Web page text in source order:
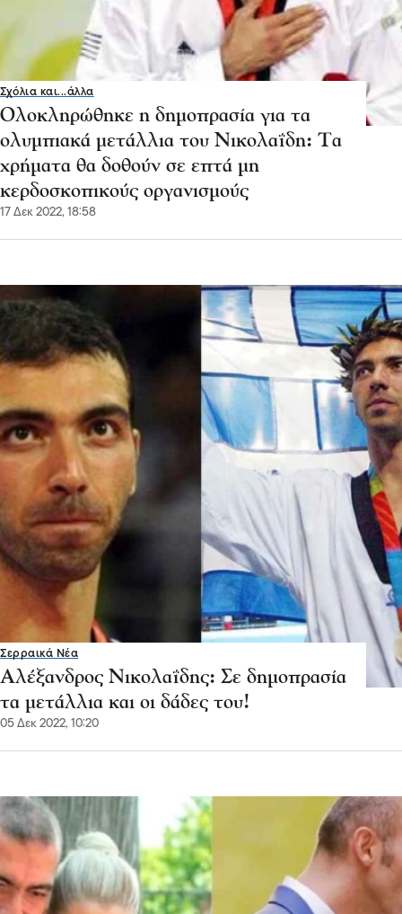
Σχόλια και...άλλα
Ολοκληρώθηκε η δημοπρασία για τα
ολυμπιακά μετάλλια του Νικολαΐδη: Τα
χρήματα θα δοθούν σε επτά μη
κερδοσκοπικούς οργανισμούς
17 Δεκ 2022, 18:58
Σερραικά Νέα
Αλέξανδρος Νικολαΐδης: Σε δημοπρασία
τα μετάλλια και οι δάδες του!
05 Δεκ 2022, 10:20